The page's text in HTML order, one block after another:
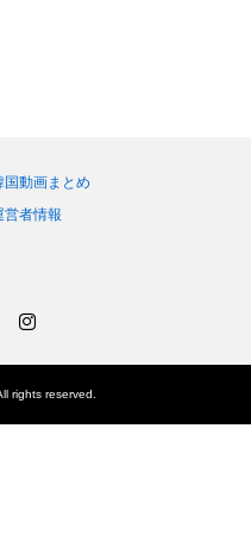
国動画まとめ
営者情報
rights reserved.